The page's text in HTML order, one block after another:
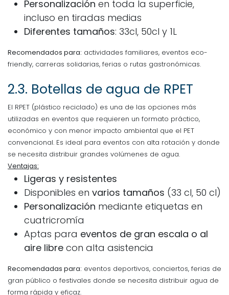
Personalización en toda la superficie,
incluso en tiradas medias
Diferentes tamaños: 33cl, 50cl y 1L
Recomendados para: actividades familiares, eventos eco-
friendly, carreras solidarias, ferias o rutas gastronómicas.
2.3. Botellas de agua de RPET
El RPET (plástico reciclado) es una de las opciones más
utilizadas en eventos que requieren un formato práctico,
económico y con menor impacto ambiental que el PET
convencional. Es ideal para eventos con alta rotación y donde
se necesita distribuir grandes volúmenes de agua.
Ventajas:
Ligeras y resistentes
Disponibles en varios tamaños (33 cl, 50 cl)
Personalización mediante etiquetas en
cuatricromía
Aptas para eventos de gran escala o al
aire libre con alta asistencia
Recomendadas para: eventos deportivos, conciertos, ferias de
gran público o festivales donde se necesita distribuir agua de
forma rápida y eficaz.